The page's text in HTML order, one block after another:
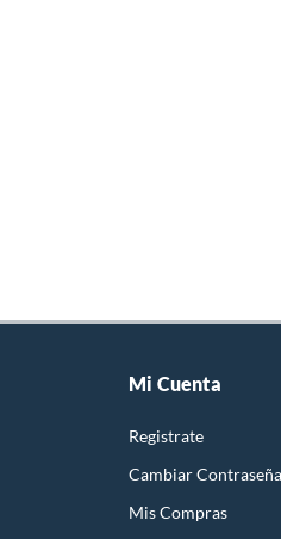
Mi Cuenta
Registrate
Cambiar Contraseña
Mis Compras